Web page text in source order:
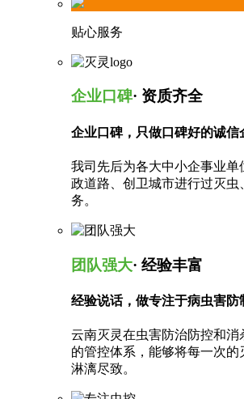
贴心服务
企业口碑· 资质齐全
企业口碑，只做口碑好的诚信
我司先后为各大中小企事业单
政道路、创卫城市进行过灭虫
务。
团队强大· 经验丰富
经验说话，做专注于病虫害防
云南灭灵在虫害防治防控和消
的管控体系，能够将每一次的
淋漓尽致。